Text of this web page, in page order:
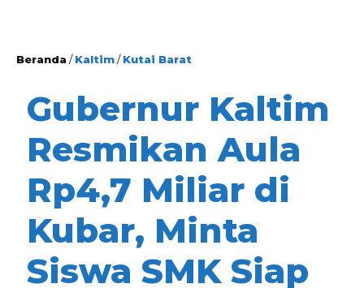
Beranda /Kaltim/Kutai Barat
Gubernur Kaltim
Resmikan Aula
Rp4,7 Miliar di
Kubar, Minta
Siswa SMK Siap